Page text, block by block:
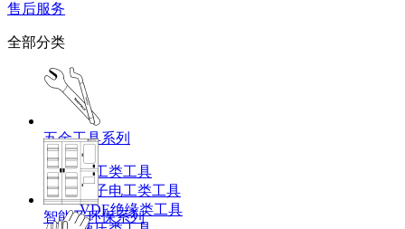
售后服务
全部分类
五金工具系列
机工类工具
电子电工类工具
VDE绝缘类工具
智能及环保系列